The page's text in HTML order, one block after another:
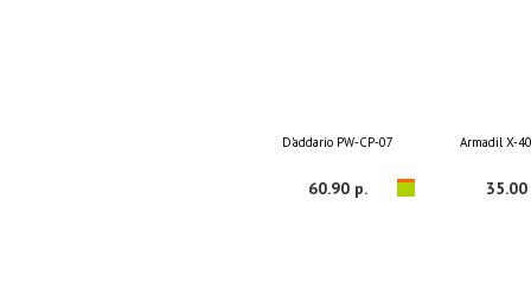
D'addario PW-CP-07
60.90 р.
Armadil X-
35.00